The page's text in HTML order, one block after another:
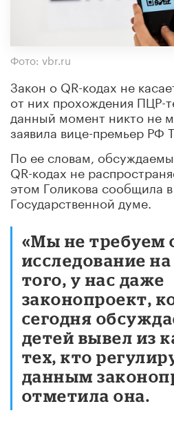
Фото: vbr.ru
Закон о QR-кодах не
от них прохождения ПЦР-
данный момент никто не
заявила вице-премьер РФ
По ее словам,
QR-кодах не
этом Голикова сообщила
Государственной думе.
«Мы не требуем
исследование
того, у нас даже
законопроект,
сегодня
детей вывел из
тех, кто
данным
отметила она.